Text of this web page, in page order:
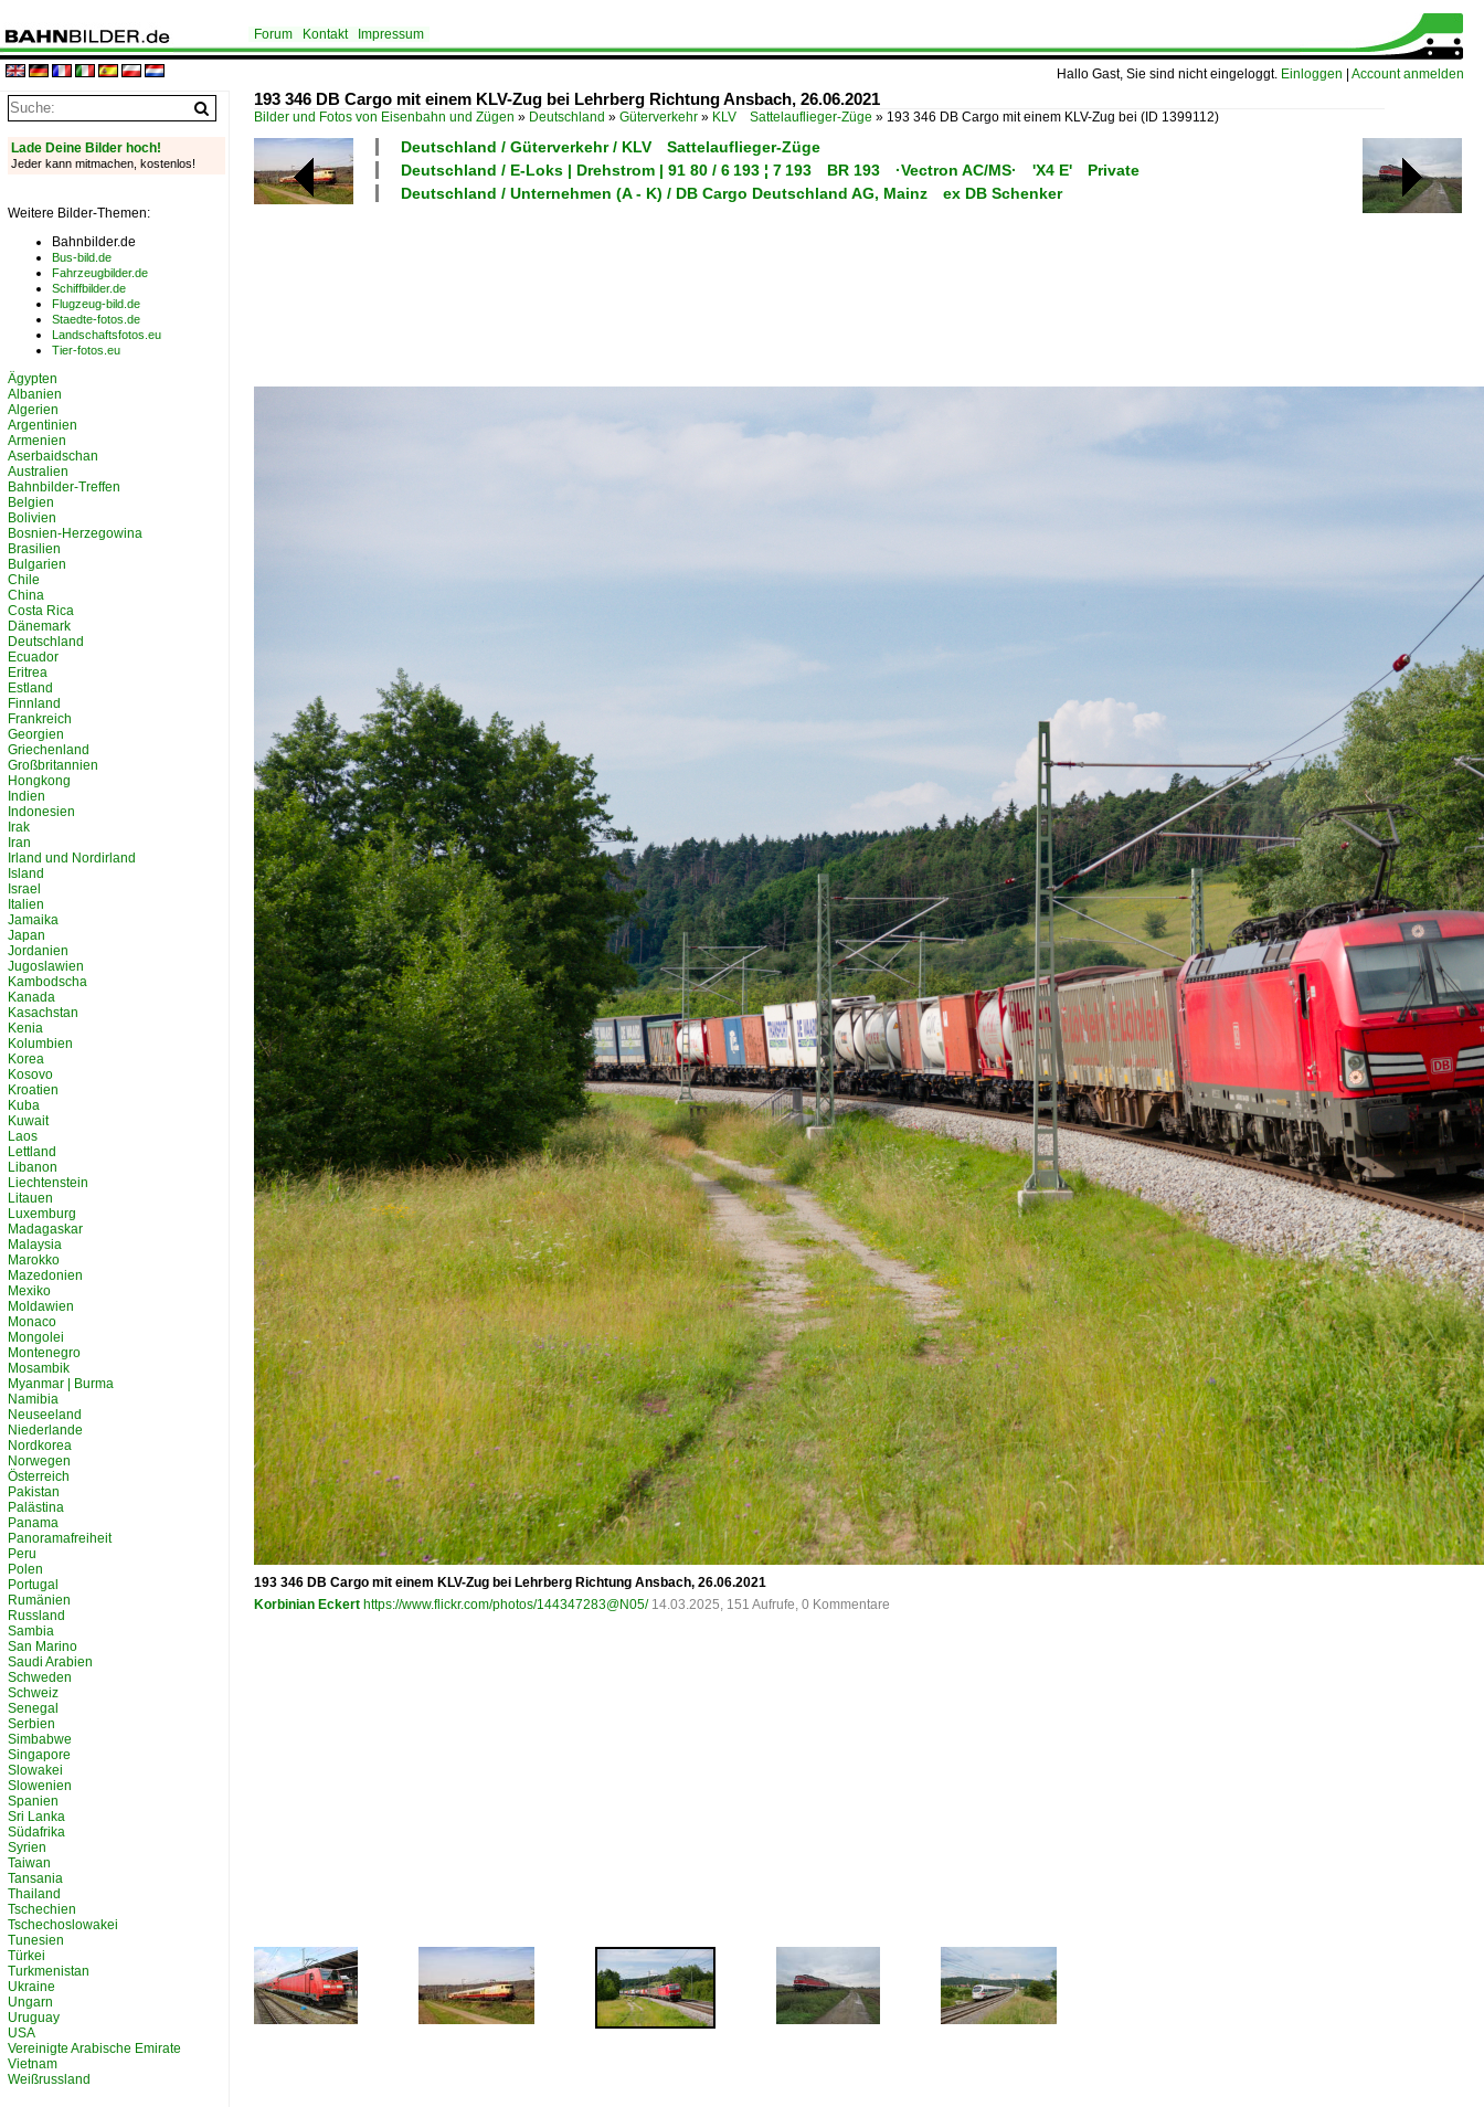
Hallo Gast, Sie sind nicht eingeloggt. Einloggen Account anmelden
Forum Kontakt Impressum
193 346 DB Cargo mit einem KLV-Zug bei Lehrberg Richtung Ansbach, 26.06.2021
Bilder und Fotos von Eisenbahn und Zügen » Deutschland » Güterverkehr » KLV Sattelauflieger-Züge » 193 346 DB Cargo mit einem KLV-Zug bei (ID 1399112)
Deutschland / Güterverkehr / KLV Sattelauflieger-Züge
Deutschland / E-Loks | Drehstrom | 91 80 / 6 193 ¦ 7 193 BR 193 ·Vectron AC/MS· 'X4 E' Private
Deutschland / Unternehmen (A - K) / DB Cargo Deutschland AG, Mainz ex DB Schenker
193 346 DB Cargo mit einem KLV-Zug bei Lehrberg Richtung Ansbach, 26.06.2021
Korbinian Eckert https://www.flickr.com/photos/144347283@N05/ 14.03.2025, 151 Aufrufe, 0 Kommentare
Lade Deine Bilder hoch!
Jeder kann mitmachen, kostenlos!
Weitere Bilder-Themen:
Bahnbilder.de
Bus-bild.de
Fahrzeugbilder.de
Schiffbilder.de
Flugzeug-bild.de
Staedte-fotos.de
Landschaftsfotos.eu
Tier-fotos.eu
Ägypten
Albanien
Algerien
Argentinien
Armenien
Aserbaidschan
Australien
Bahnbilder-Treffen
Belgien
Bolivien
Bosnien-Herzegowina
Brasilien
Bulgarien
Chile
China
Costa Rica
Dänemark
Deutschland
Ecuador
Eritrea
Estland
Finnland
Frankreich
Georgien
Griechenland
Großbritannien
Hongkong
Indien
Indonesien
Irak
Iran
Irland und Nordirland
Island
Israel
Italien
Jamaika
Japan
Jordanien
Jugoslawien
Kambodscha
Kanada
Kasachstan
Kenia
Kolumbien
Korea
Kosovo
Kroatien
Kuba
Kuwait
Laos
Lettland
Libanon
Liechtenstein
Litauen
Luxemburg
Madagaskar
Malaysia
Marokko
Mazedonien
Mexiko
Moldawien
Monaco
Mongolei
Montenegro
Mosambik
Myanmar | Burma
Namibia
Neuseeland
Niederlande
Nordkorea
Norwegen
Österreich
Pakistan
Palästina
Panama
Panoramafreiheit
Peru
Polen
Portugal
Rumänien
Russland
Sambia
San Marino
Saudi Arabien
Schweden
Schweiz
Senegal
Serbien
Simbabwe
Singapore
Slowakei
Slowenien
Spanien
Sri Lanka
Südafrika
Syrien
Taiwan
Tansania
Thailand
Tschechien
Tschechoslowakei
Tunesien
Türkei
Turkmenistan
Ukraine
Ungarn
Uruguay
USA
Vereinigte Arabische Emirate
Vietnam
Weißrussland